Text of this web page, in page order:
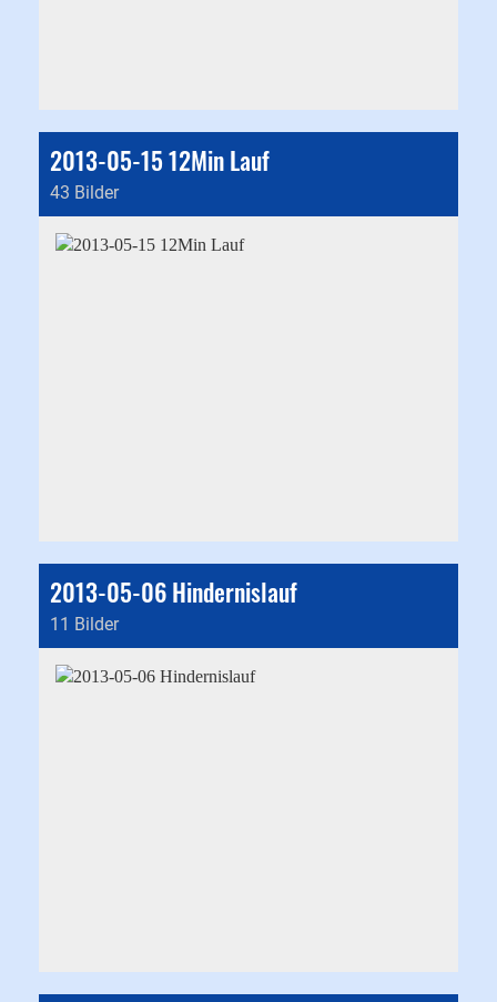
2013-05-15 12Min Lauf
43 Bilder
2013-05-06 Hindernislauf
11 Bilder